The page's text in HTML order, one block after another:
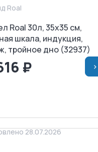
Roal
Roal 30л, 35x35 см,
шкала, индукция,
тройное дно (32937)
₽ >
28.07.2026